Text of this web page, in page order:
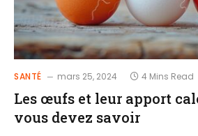
SANTÉ mars 25, 2024 4 Mins Read
Les œufs et leur apport
vous devez savoir